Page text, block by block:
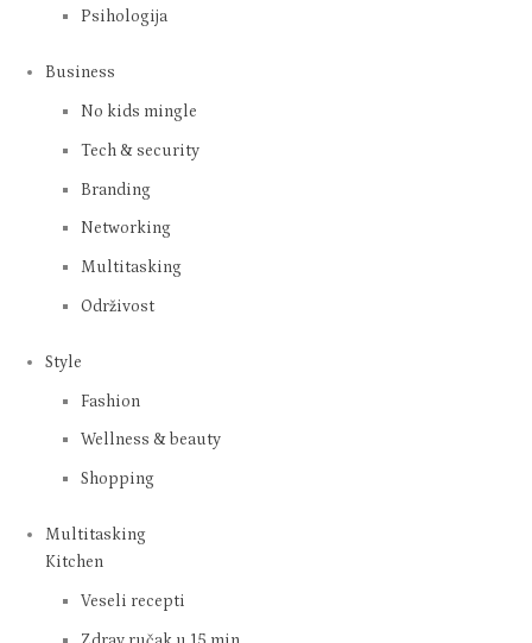
Psihologija
Business
No kids mingle
Tech & security
Branding
Networking
Multitasking
Održivost
Style
Fashion
Wellness & beauty
Shopping
Multitasking
Kitchen
Veseli recepti